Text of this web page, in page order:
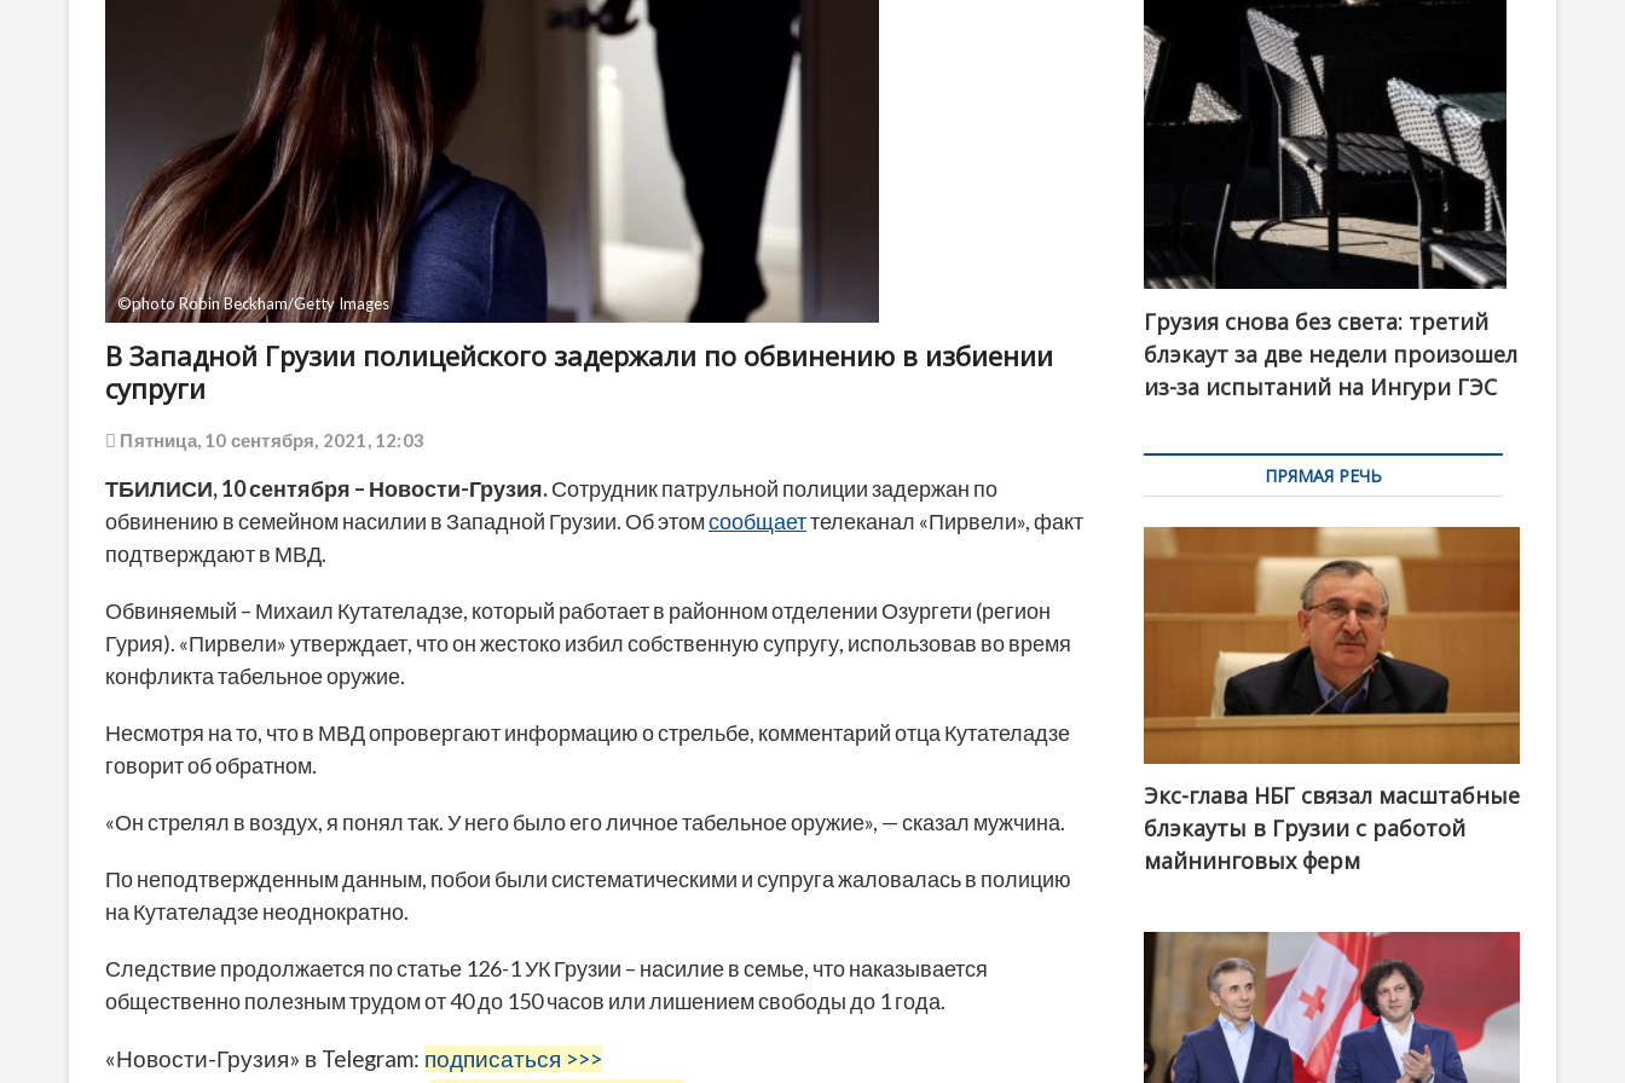
©photo Robin Beckham/Getty Images
В Западной Грузии полицейского задержали по обвинению в избиении
супруги
Пятница, 10 сентября, 2021, 12:03
ТБИЛИСИ, 10 сентября – Новости-Грузия.Сотрудник патрульной полиции задержан по
обвинению в семейном насилии в Западной Грузии. Об этомсообщаеттелеканал «Пирвели», факт
подтверждают в МВД.
Обвиняемый – Михаил Кутателадзе, который работает в районном отделении Озургети (регион
Гурия). «Пирвели» утверждает, что он жестоко избил собственную супругу, использовав во время
конфликта табельное оружие.
Несмотря на то, что в МВД опровергают информацию о стрельбе, комментарий отца Кутателадзе
говорит об обратном.
«Он стрелял в воздух, я понял так. У него было его личное табельное оружие», — сказал мужчина.
По неподтвержденным данным, побои были систематическими и супруга жаловалась в полицию
на Кутателадзе неоднократно.
Следствие продолжается по статье 126-1 УК Грузии – насилие в семье, что наказывается
общественно полезным трудом от 40 до 150 часов или лишением свободы до 1 года.
«Новости-Грузия» в Telegram: подписаться >>>
Грузия снова без света: третий
блэкаут за две недели произошел
из-за испытаний на Ингури ГЭС
ПРЯМАЯ РЕЧЬ
Экс-глава НБГ связал масштабные
блэкауты в Грузии с работой
майнинговых ферм